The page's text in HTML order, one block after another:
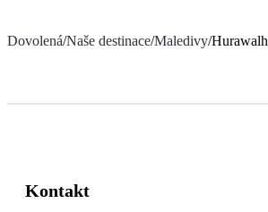
Dovolená/Naše destinace/Maledivy/
Kontakt